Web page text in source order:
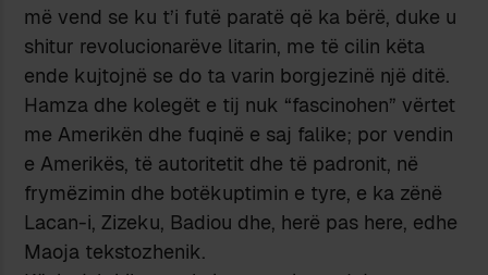
më vend se ku t’i futë paratë që ka bërë, duke u
shitur revolucionarëve litarin, me të cilin këta
ende kujtojnë se do ta varin borgjezinë një ditë.
Hamza dhe kolegët e tij nuk “fascinohen” vërtet
me Amerikën dhe fuqinë e saj falike; por vendin
e Amerikës, të autoritetit dhe të padronit, në
frymëzimin dhe botëkuptimin e tyre, e ka zënë
Lacan-i, Zizeku, Badiou dhe, herë pas here, edhe
Maoja tekstozhenik.